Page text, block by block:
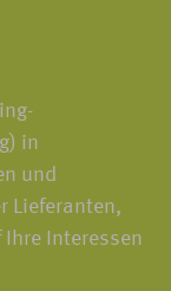
in
und
Lieferanten,
Ihre Interessen